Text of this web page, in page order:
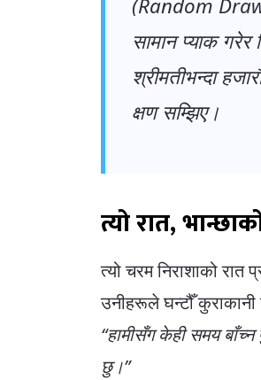
(Random
सामान प्याक
श्रीमतीभन्दा
क्षण सम्झिए।
त्यो रात,
त्यो चरम निराशाको
उनीहरूले घन्टौँ
“हामीसँग केही समय
छु।”